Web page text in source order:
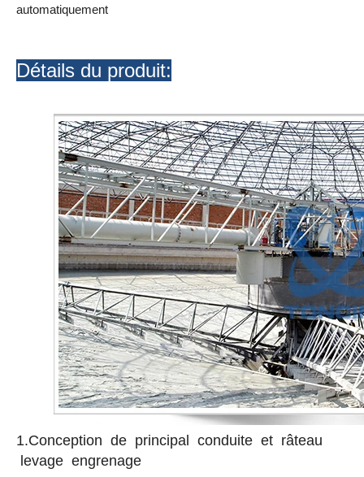
automatiquement
Détails du produit:
1.Conception de principal conduite et râteau
levage engrenage